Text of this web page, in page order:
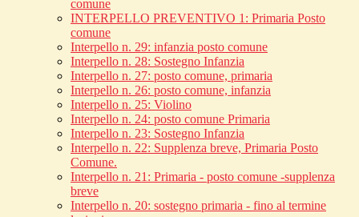
comune
INTERPELLO PREVENTIVO 1: Primaria Posto
comune
Interpello n. 29: infanzia posto comune
Interpello n. 28: Sostegno Infanzia
Interpello n. 27: posto comune, primaria
Interpello n. 26: posto comune, infanzia
Interpello n. 25: Violino
Interpello n. 24: posto comune Primaria
Interpello n. 23: Sostegno Infanzia
Interpello n. 22: Supplenza breve, Primaria Posto
Comune.
Interpello n. 21: Primaria - posto comune -supplenza
breve
Interpello n. 20: sostegno primaria - fino al termine